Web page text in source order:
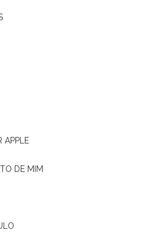
APPLE
DE MIM